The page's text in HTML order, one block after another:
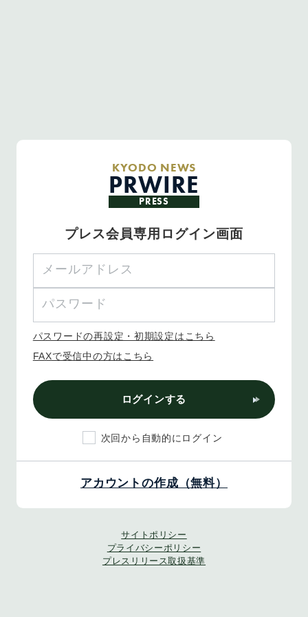
KYODO NEWS
PRWIRE
PRESS
プレス会員専用ログイン画面
パスワードの再設定・初期設定はこちら
FAXで受信中の方はこちら
ログインする
次回から自動的にログイン
アカウントの作成（無料）
サイトポリシー
プライバシーポリシー
プレスリリース取扱基準